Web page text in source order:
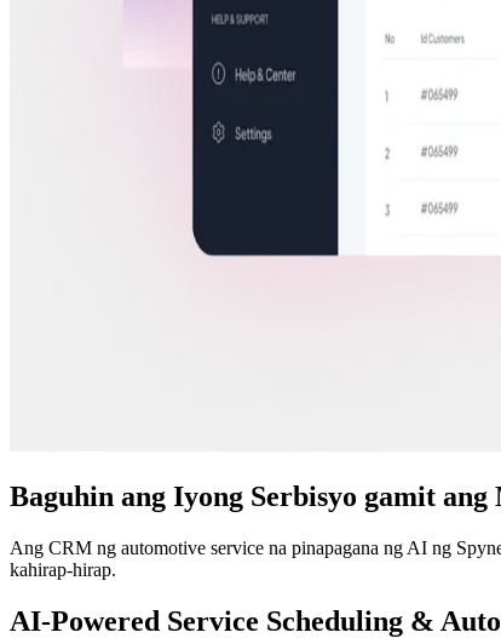
Baguhin ang Iyong Serbisyo gamit
Ang CRM ng automotive service na pinapagana ng AI ng
kahirap-hirap.
AI-Powered Service Scheduling &